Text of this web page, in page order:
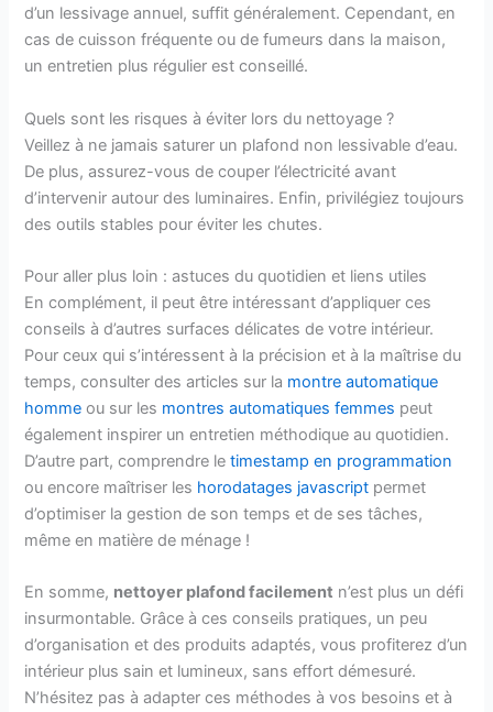
d’un lessivage annuel, suffit généralement. Cependant, en
cas de cuisson fréquente ou de fumeurs dans la maison,
un entretien plus régulier est conseillé.
Quels sont les risques à éviter lors du nettoyage ?
Veillez à ne jamais saturer un plafond non lessivable d’eau.
De plus, assurez-vous de couper l’électricité avant
d’intervenir autour des luminaires. Enfin, privilégiez toujours
des outils stables pour éviter les chutes.
Pour aller plus loin : astuces du quotidien et liens utiles
En complément, il peut être intéressant d’appliquer ces
conseils à d’autres surfaces délicates de votre intérieur.
Pour ceux qui s’intéressent à la précision et à la maîtrise du
temps, consulter des articles sur la montre automatique
homme ou sur les montres automatiques femmes peut
également inspirer un entretien méthodique au quotidien.
D’autre part, comprendre letimestamp en programmation
ou encore maîtriser les horodatages javascript permet
d’optimiser la gestion de son temps et de ses tâches,
même en matière de ménage !
En somme, nettoyer plafond facilement n’est plus un défi
insurmontable. Grâce à ces conseils pratiques, un peu
d’organisation et des produits adaptés, vous profiterez d’un
intérieur plus sain et lumineux, sans effort démesuré.
N’hésitez pas à adapter ces méthodes à vos besoins et à